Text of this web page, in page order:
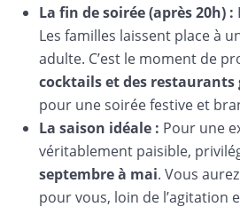
La fin de soirée (après 20h) :
Les familles laissent place à
adulte. C’est le moment de
cocktails et des
pour une soirée festive et
La saison idéale : Pour une
véritablement paisible,
septembre à mai. Vous
pour vous, loin de l’agitation